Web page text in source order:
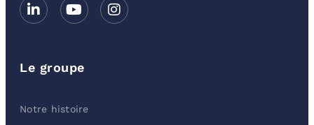
Le groupe
Notre histoire